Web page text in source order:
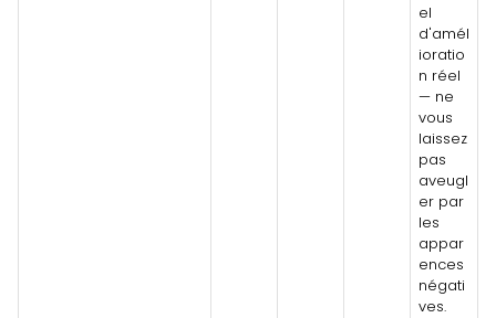
el
d'amél
ioratio
n réel
— ne
vous
laissez
pas
aveugl
er par
les
appar
ences
négati
ves.